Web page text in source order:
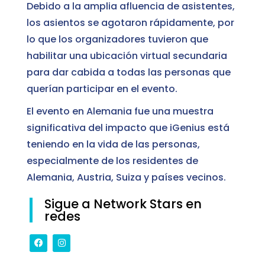
Debido a la amplia afluencia de asistentes,
los asientos se agotaron rápidamente, por
lo que los organizadores tuvieron que
habilitar una ubicación virtual secundaria
para dar cabida a todas las personas que
querían participar en el evento.
El evento en Alemania fue una muestra
significativa del impacto que iGenius está
teniendo en la vida de las personas,
especialmente de los residentes de
Alemania, Austria, Suiza y países vecinos.
Sigue a Network Stars en
redes